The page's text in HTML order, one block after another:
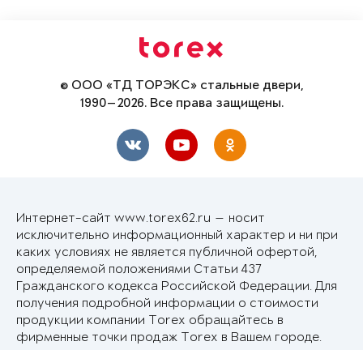
© ООО «ТД ТОРЭКС» стальные двери,
1990—2026. Все права защищены.
Интернет-сайт www.torex62.ru — носит
исключительно информационный характер и ни при
каких условиях не является публичной офертой,
определяемой положениями Статьи 437
Гражданского кодекса Российской Федерации. Для
получения подробной информации о стоимости
продукции компании Torex обращайтесь в
фирменные точки продаж Torex в Вашем городе.